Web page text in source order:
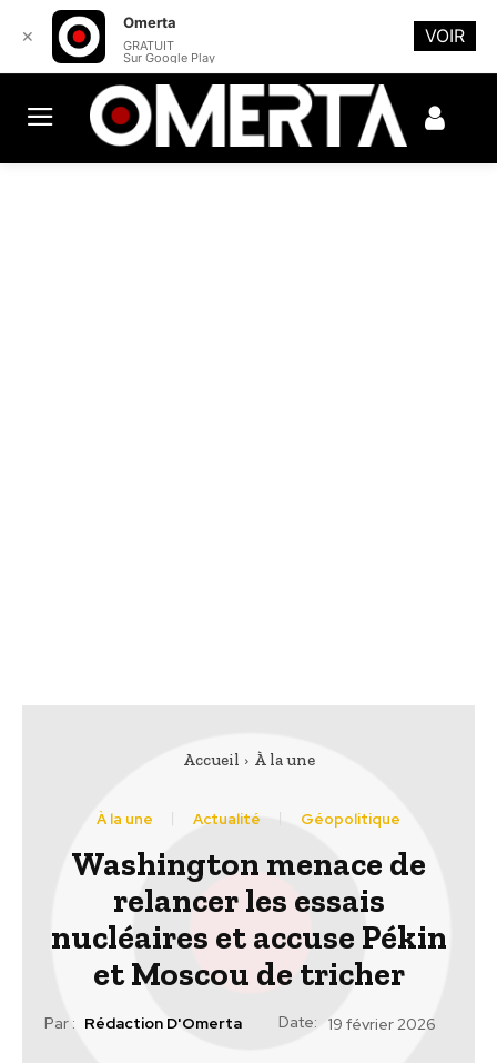
Accueil À la une
À la une Actualité Géopolitique
Washington menace de
relancer les essais
nucléaires et accuse Pékin
et Moscou de tricher
Par : Rédaction D'Omerta Date: 19 février 2026
✕
Omerta
GRATUIT
Sur Google Play
VOIR